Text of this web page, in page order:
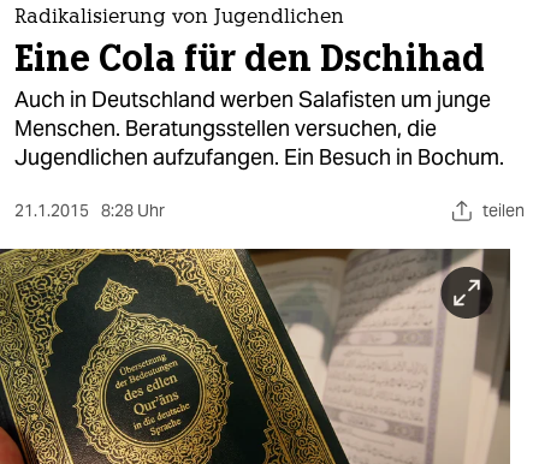
themen
politik
öko
gesellschaft
sport
berlin
nord
wahrheit
Radikalisierung von Jugendlichen
Eine Cola für den Dschihad
Auch in Deutschland werben Salafisten um junge
Menschen. Beratungsstellen versuchen, die
Jugendlichen aufzufangen. Ein Besuch in Bochum.
21.1.2015 8:28 Uhr teilen